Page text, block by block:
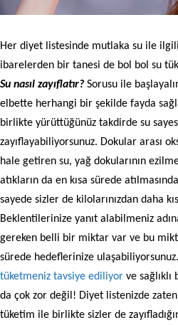
Her diyet listesinde mutlaka su ile
ibarelerden bir tanesi de bol bol su
Su nasıl zayıflatır? Sorusu ile
elbette herhangi bir şekilde fayda
birlikte yürüttüğünüz takdirde su
zayıflayabiliyorsunuz. Dokular arası
hale getiren su, yağ dokularının
atıkların da en kısa sürede
sayede sizler de kilolarınızdan daha
Beklentilerinize yanıt alabilmeniz
gereken belli bir miktar var ve bu
sürede hedeflerinize
tüketmeniz tavsiye ediliyor ve sağlıklı
da çok zor değil! Diyet listenizde
tüketim ile birlikte sizler de